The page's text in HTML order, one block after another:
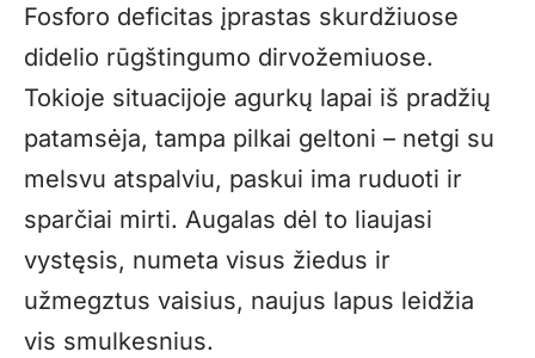
Fosforo deficitas įprastas skurdžiuose
didelio rūgštingumo dirvožemiuose.
Tokioje situacijoje agurkų lapai iš pradžių
patamsėja, tampa pilkai geltoni – netgi su
melsvu atspalviu, paskui ima ruduoti ir
sparčiai mirti. Augalas dėl to liaujasi
vystęsis, numeta visus žiedus ir
užmegztus vaisius, naujus lapus leidžia
vis smulkesnius.